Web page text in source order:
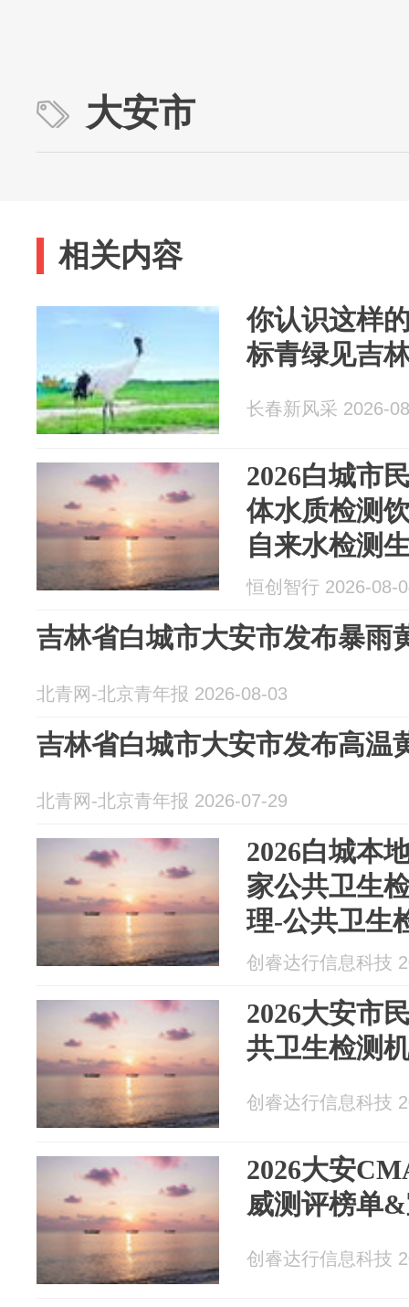
大安市
相关内容
你认识这样
标青绿见吉
长春新风采 2026-
2026白城市
体水质检测
自来水检测
三方实地测
恒创智行 2026-08-
吉林省白城市大安市发布暴雨
北青网-北京青年报 2026-08-03
吉林省白城市大安市发布高温
北青网-北京青年报 2026-07-29
2026白城本
家公共卫生
理-公共卫生
告卫生许可
创睿达行信息科技
2026大安市
共卫生检测
创睿达行信息科技
2026大安
威测评榜单
创睿达行信息科技